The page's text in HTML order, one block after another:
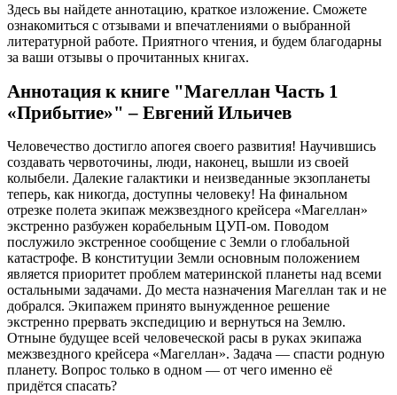
Здесь вы найдете аннотацию, краткое изложение. Сможете
ознакомиться с отзывами и впечатлениями о выбранной
литературной работе. Приятного чтения, и будем благодарны
за ваши отзывы о прочитанных книгах.
Аннотация к книге "Магеллан Часть 1
«Прибытие»" – Евгений Ильичев
Человечество достигло апогея своего развития! Научившись
создавать червоточины, люди, наконец, вышли из своей
колыбели. Далекие галактики и неизведанные экзопланеты
теперь, как никогда, доступны человеку! На финальном
отрезке полета экипаж межзвездного крейсера «Магеллан»
экстренно разбужен корабельным ЦУП-ом. Поводом
послужило экстренное сообщение с Земли о глобальной
катастрофе. В конституции Земли основным положением
является приоритет проблем материнской планеты над всеми
остальными задачами. До места назначения Магеллан так и не
добрался. Экипажем принято вынужденное решение
экстренно прервать экспедицию и вернуться на Землю.
Отныне будущее всей человеческой расы в руках экипажа
межзвездного крейсера «Магеллан». Задача — спасти родную
планету. Вопрос только в одном — от чего именно её
придётся спасать?